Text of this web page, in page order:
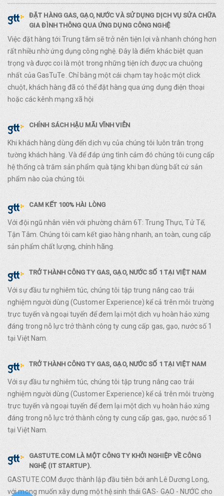
ĐẶT HÀNG GAS, GẠO, NƯỚC VÀ SỬ DỤNG DỊCH VỤ SỬA CHỮA
GIA ĐÌNH THÔNG QUA ỨNG DỤNG CÔNG NGHỆ
Việc đặt hàng tới Trung tâm sẽ trở nên tiện lợi và nhanh chóng hơn
rất nhiều nhờ ứng dụng công nghệ. Đây là điểm khác biệt quan
trọng và được coi là một trong những tiện ích được ưa chuộng
nhất của GasTuTe. Chỉ bằng một cái chạm tay hoặc một click
chuột, khách hàng đã có thể đặt hàng qua ứng dụng điện thoại
hoặc các kênh mạng xã hội
CHÍNH SÁCH HẬU MÃI VĨNH VIỄN
Khi khách hàng dùng đến dịch vụ của chúng tôi luôn trân trọng
tường khách hàng. Và để đáp ứng tình cảm đó chúng tôi cung cấp
hệ thống cà trăm sản phẩm quà tặng khi bạn dùng bất cứ sản
phẩm nào của chúng tôi.
CAM KẾT 100% HÀI LÒNG
Với đội ngũ nhân viên với phường châm 6T: Trung Thực, Tử Tế,
Tận Tâm. Chúng tôi cam kết giao hàng nhanh, an toàn, cung cấp
sản phẩm chất lượng, chính hãng.
TRỞ THÀNH CÔNG TY GAS, GẠO, NƯỚC SỐ 1 TẠI VIỆT NAM
Với sự đầu tư nghiêm túc, chúng tôi tập trung nâng cao trải
nghiệm người dùng (Customer Experience) kể cả trên môi trường
trực tuyến và ngoại tuyến để đem lại một dịch vụ hoàn hảo xứng
đáng trong nỗ lực trở thành công ty cung cấp gas, gạo, nước số 1
tại Việt Nam.
TRỞ THÀNH CÔNG TY GAS, GẠO, NƯỚC SỐ 1 TẠI VIỆT NAM
Với sự đầu tư nghiêm túc, chúng tôi tập trung nâng cao trải
nghiệm người dùng (Customer Experience) kể cả trên môi trường
trực tuyến và ngoại tuyến để đem lại một dịch vụ hoàn hảo xứng
đáng trong nỗ lực trở thành công ty cung cấp gas, gạo, nước số 1
tại Việt Nam.
GASTUTE.COM LÀ MỘT CÔNG TY KHỞI NGHIỆP VỀ CÔNG
NGHỆ (IT STARTUP).
GASTUTE.COM được thành lập đầu tiên bởi anh Lê Dương Long,
với mong muốn xây dựng một hệ sinh thái GAS- GẠO - NƯỚC cho